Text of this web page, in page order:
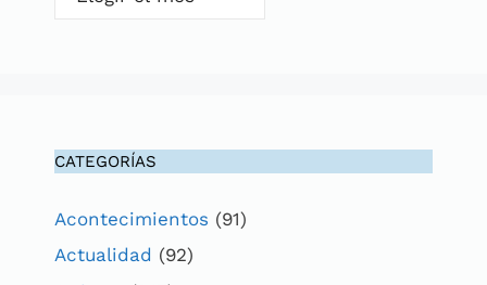
CATEGORÍAS
Acontecimientos (91)
Actualidad (92)